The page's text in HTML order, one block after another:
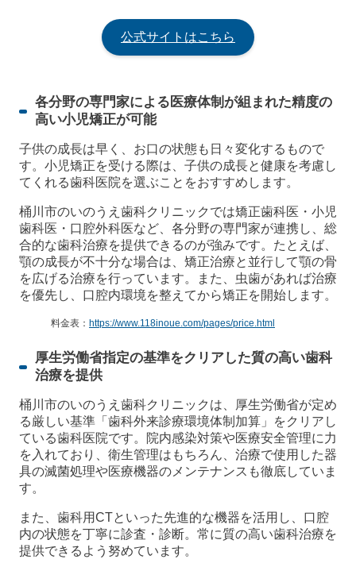
公式サイトはこちら
各分野の専門家による医療体制が組まれた精度の
高い小児矯正が可能
子供の成長は早く、お口の状態も日々変化するもので
す。小児矯正を受ける際は、子供の成長と健康を考慮し
てくれる歯科医院を選ぶことをおすすめします。
桶川市のいのうえ歯科クリニックでは矯正歯科医・小児
歯科医・口腔外科医など、各分野の専門家が連携し、総
合的な歯科治療を提供できるのが強みです。たとえば、
顎の成長が不十分な場合は、矯正治療と並行して顎の骨
を広げる治療を行っています。また、虫歯があれば治療
を優先し、口腔内環境を整えてから矯正を開始します。
料金表： https://www.118inoue.com/pages/price.html
厚生労働省指定の基準をクリアした質の高い歯科
治療を提供
桶川市のいのうえ歯科クリニックは、厚生労働省が定め
る厳しい基準「歯科外来診療環境体制加算」をクリアし
ている歯科医院です。院内感染対策や医療安全管理に力
を入れており、衛生管理はもちろん、治療で使用した器
具の滅菌処理や医療機器のメンテナンスも徹底していま
す。
また、歯科用CTといった先進的な機器を活用し、口腔
内の状態を丁寧に診査・診断。常に質の高い歯科治療を
提供できるよう努めています。